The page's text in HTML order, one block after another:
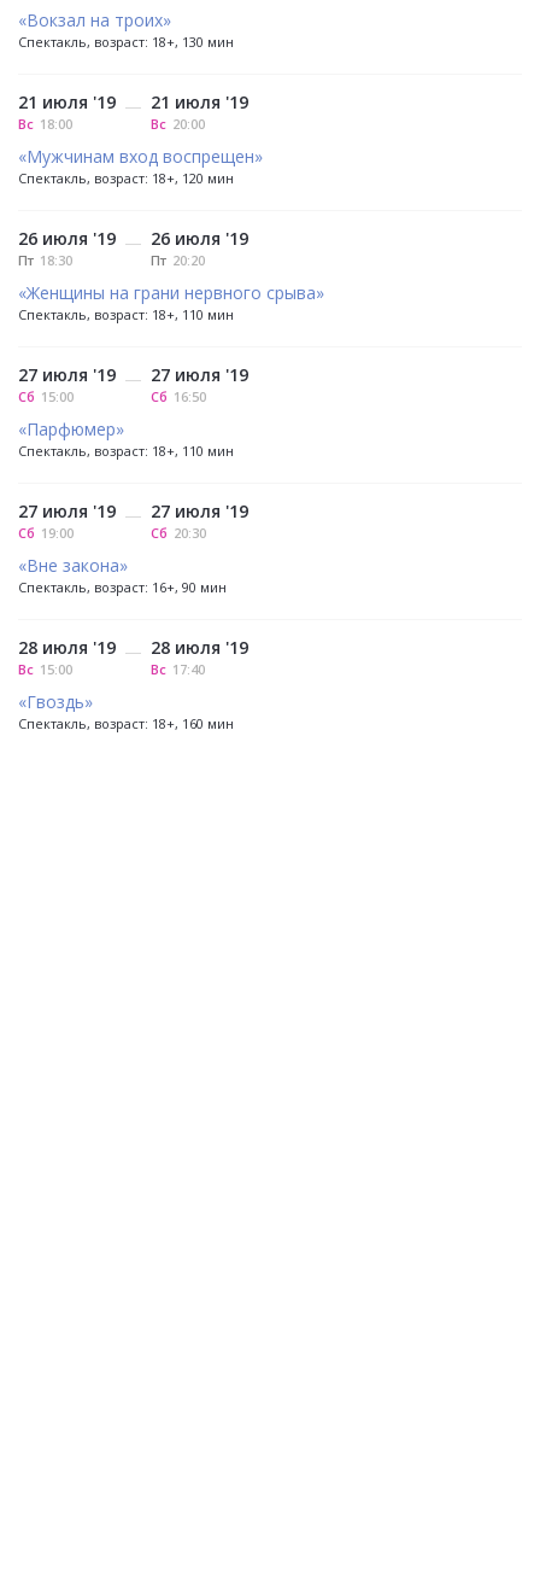
«Вокзал на троих»
Спектакль, возраст: 18+, 130 мин
21 июля '19
Вс 18:00
— 21 июля '19
Вс 20:00
«Мужчинам вход воспрещен»
Спектакль, возраст: 18+, 120 мин
26 июля '19
Пт 18:30
— 26 июля '19
Пт 20:20
«Женщины на грани нервного срыва»
Спектакль, возраст: 18+, 110 мин
27 июля '19
Сб 15:00
— 27 июля '19
Сб 16:50
«Парфюмер»
Спектакль, возраст: 18+, 110 мин
27 июля '19
Сб 19:00
— 27 июля '19
Сб 20:30
«Вне закона»
Спектакль, возраст: 16+, 90 мин
28 июля '19
Вс 15:00
— 28 июля '19
Вс 17:40
«Гвоздь»
Спектакль, возраст: 18+, 160 мин